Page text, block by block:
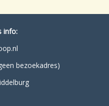
info:
bezoekadres)